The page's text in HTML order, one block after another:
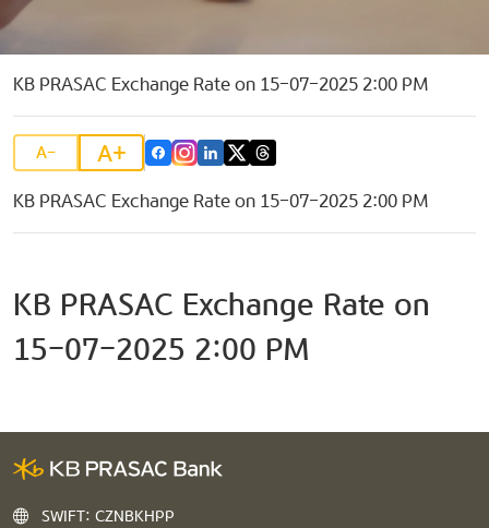
KB PRASAC Exchange Rate on 15-07-2025 2:00 PM
A- A+
KB PRASAC Exchange Rate on 15-07-2025 2:00 PM
KB PRASAC Exchange Rate on
15-07-2025 2:00 PM
SWIFT: CZNBKHPP